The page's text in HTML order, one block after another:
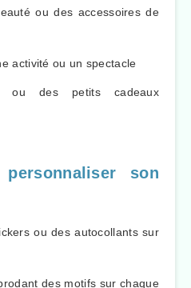
ou des accessoires de
activité ou un spectacle
ou des petits cadeaux
son
ou des autocollants sur
des motifs sur chaque